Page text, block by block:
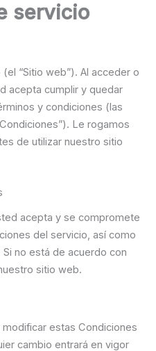
servicio
“Sitio web”). Al acceder o
acepta cumplir y quedar
y condiciones (las
Le rogamos
de utilizar nuestro sitio
acepta y se compromete
del servicio, así como
no está de acuerdo con
sitio web.
estas Condiciones
cambio entrará en vigor